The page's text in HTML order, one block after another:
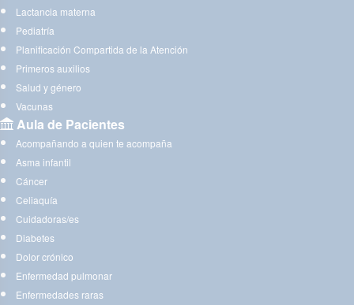
Lactancia materna
Pediatría
Planificación Compartida de la Atención
Primeros auxilios
Salud y género
Vacunas
Aula de Pacientes
Acompañando a quien te acompaña
Asma infantil
Cáncer
Celiaquía
Cuidadoras/es
Diabetes
Dolor crónico
Enfermedad pulmonar
Enfermedades raras